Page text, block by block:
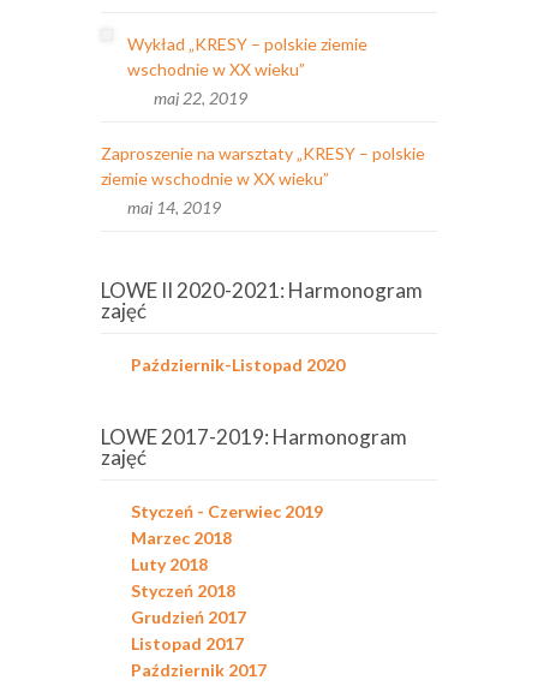
Wykład „KRESY – polskie ziemie
wschodnie w XX wieku”
maj 22, 2019
Zaproszenie na warsztaty „KRESY – polskie
ziemie wschodnie w XX wieku”
maj 14, 2019
LOWE II 2020-2021: Harmonogram
zajęć
Październik-Listopad 2020
LOWE 2017-2019: Harmonogram
zajęć
Styczeń - Czerwiec 2019
Marzec 2018
Luty 2018
Styczeń 2018
Grudzień 2017
Listopad 2017
Październik 2017